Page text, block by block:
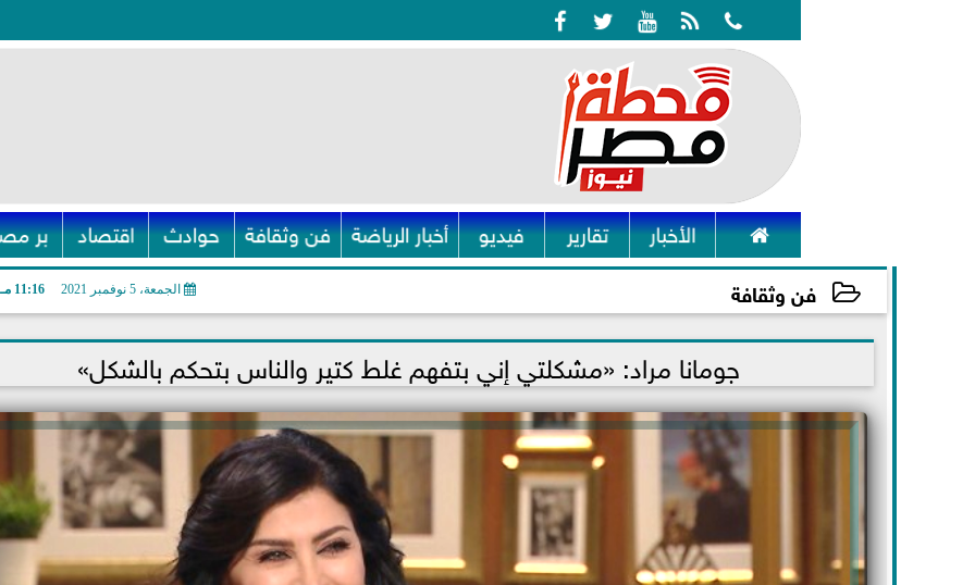
    
 الأخبار تقارير فيديو أخبار الرياضة فن وثقافة حوادث اقتصاد بر
فن وثقافة الجمعة، 5 نوفمبر 2021 11:16 مـ
2021-11-05 23:16:49 جومانا مراد: «مشكلتي إني بتفهم غلط كتير والناس بتحكم بالشكل»